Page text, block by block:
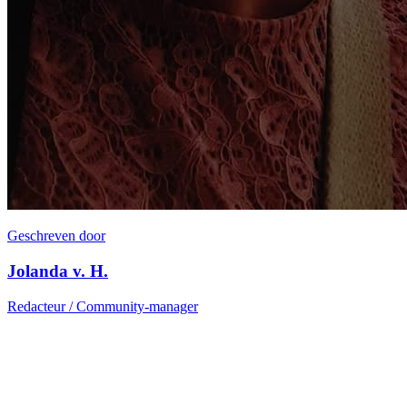
Geschreven door
Jolanda v. H.
Redacteur / Community-manager